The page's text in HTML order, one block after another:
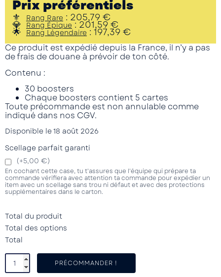
Prix préférentiels
Rang Rare : 205,79€
Rang Épique : 201,59€
Rang Légendaire : 197,39€
Ce produit est expédié depuis la France, il n’y a pas
de frais de douane à prévoir de ton côté.
Contenu :
30 boosters
Chaque boosters contient 5 cartes
Toute précommande est non annulable comme
indiqué dans nos CGV.
Disponible le 18 août 2026
Scellage parfait garanti
(+5,00 €)
En cochant cette case, tu t'assures que l'équipe qui prépare ta
commande vérifiera avec attention ta commande pour expédier un
item avec un scellage sans trou ni défaut et avec des protections
supplémentaires dans le carton.
Total du produit
Total des options
Total
PRÉCOMMANDER !